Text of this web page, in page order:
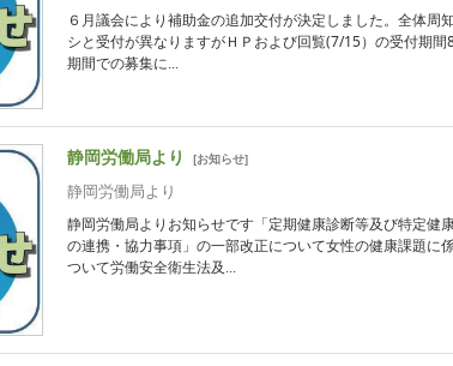
６月議会により補助金の追加交付が決定しました。全体周
シと受付が異なりますがＨＰおよび回覧(7/15）の受付期
期間での募集に...
静岡労働局より [お知らせ]
静岡労働局より
静岡労働局よりお知らせです「定期健康診断等及び特定健
の連携・協力事項」の一部改正について女性の健康課題に
ついて労働安全衛生法及...